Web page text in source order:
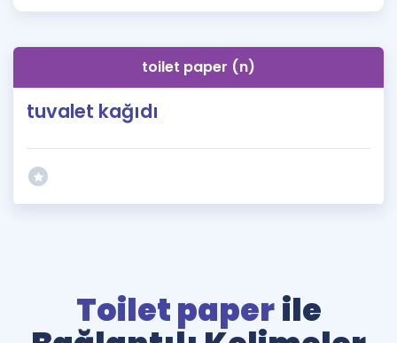
İngilizce Gramertoilet paper (n)
tuvalet kağıdı
Toilet paperile